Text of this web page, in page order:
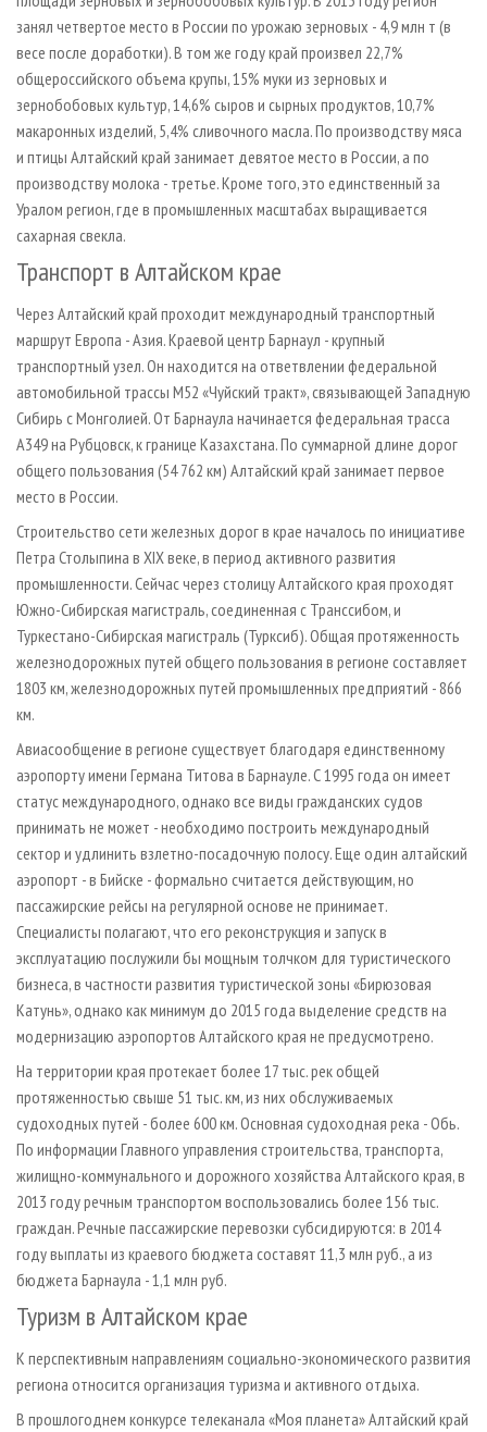
занял четвертое место в России по урожаю зерновых - 4,9 млн т (в
весе после доработки). В том же году край произвел 22,7%
общероссийского объема крупы, 15% муки из зерновых и
зернобобовых культур, 14,6% сыров и сырных продуктов, 10,7%
макаронных изделий, 5,4% сливочного масла. По производству мяса
и птицы Алтайский край занимает девятое место в России, а по
производству молока - третье. Кроме того, это единственный за
Уралом регион, где в промышленных масштабах выращивается
сахарная свекла.
Транспорт в Алтайском крае
Через Алтайский край проходит международный транспортный
маршрут Европа - Азия. Краевой центр Барнаул - крупный
транспортный узел. Он находится на ответвлении федеральной
автомобильной трассы М52 «Чуйский тракт», связывающей Западную
Сибирь с Монголией. От Барнаула начинается федеральная трасса
А349 на Рубцовск, к границе Казахстана. По суммарной длине дорог
общего пользования (54 762 км) Алтайский край занимает первое
место в России.
Строительство сети железных дорог в крае началось по инициативе
Петра Столыпина в XIX веке, в период активного развития
промышленности. Сейчас через столицу Алтайского края проходят
Южно­-Сибирская магистраль, соединенная с Транссибом, и
Туркестано­-Сибирская магистраль (Турксиб). Общая протяженность
железнодорожных путей общего пользования в регионе составляет
1803 км, железнодорожных путей промышленных предприятий - 866
км.
Авиасообщение в регионе существует благодаря единственному
аэропорту имени Германа Титова в Барнауле. С 1995 года он имеет
статус международного, однако все виды гражданских судов
принимать не может - необходимо построить международный
сектор и удлинить взлетно­-посадочную полосу. Еще один алтайский
аэропорт - в Бийске - формально считается действующим, но
пассажирские рейсы на регулярной основе не принимает.
Специалисты полагают, что его реконструкция и запуск в
эксплуатацию послужили бы мощным толчком для туристического
бизнеса, в частности развития туристической зоны «Бирюзовая
Катунь», однако как минимум до 2015 года выделение средств на
модернизацию аэропортов Алтайского края не предусмотрено.
На территории края протекает более 17 тыс. рек общей
протяженностью свыше 51 тыс. км, из них обслуживаемых
судоходных путей - более 600 км. Основная судоходная река - Обь.
По информации Главного управления строительства, транспорта,
жилищно­-коммунального и дорожного хозяйства Алтайского края, в
2013 году речным транспортом воспользовались более 156 тыс.
граждан. Речные пассажирские перевозки субсидируются: в 2014
году выплаты из краевого бюджета составят 11,3 млн руб., а из
бюджета Барнаула - 1,1 млн руб.
Туризм в Алтайском крае
К перспективным направлениям социально­-экономического развития
региона относится организация туризма и активного отдыха.
В прошлогоднем конкурсе телеканала «Моя планета» Алтайский край